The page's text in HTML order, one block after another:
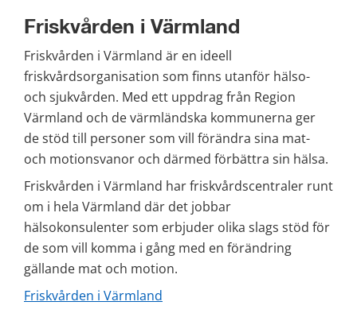
Friskvården i Värmland
Friskvården i Värmland är en ideell
friskvårdsorganisation som finns utanför hälso-
och sjukvården. Med ett uppdrag från Region
Värmland och de värmländska kommunerna ger
de stöd till personer som vill förändra sina mat-
och motionsvanor och därmed förbättra sin hälsa.
Friskvården i Värmland har friskvårdscentraler runt
om i hela Värmland där det jobbar
hälsokonsulenter som erbjuder olika slags stöd för
de som vill komma i gång med en förändring
gällande mat och motion.
Friskvården i Värmland